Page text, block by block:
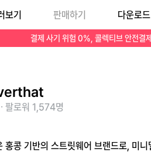
결제 사기 위험 0%, 콜렉티브 안전결제
보기 판매하기 다운로드
팔로워 1,574명
기반의 스트릿웨어 브랜드로, 미니